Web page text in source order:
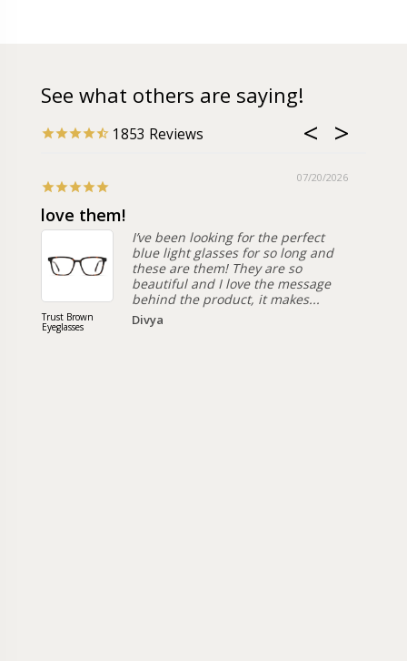
See what others are saying!
1853
07/20/2026
love them!
Trust Brown
Eyeglasses
I’ve been looking for the perfect
blue light glasses for so long and
these are them! They are so
beautiful and I love the message
behind the product, it makes...
Divya